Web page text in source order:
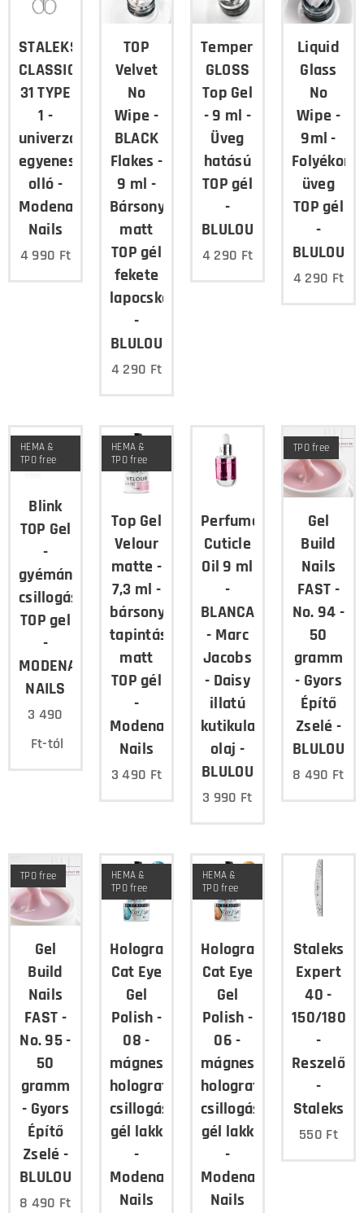
STALEKS
CLASSIC
31 TYPE
1 -
univerzális
egyenes
olló -
Modena
Nails
4 990 Ft
TOP
Velvet
No
Wipe -
BLACK
Flakes -
9 ml -
Bársonyos
matt
TOP gél
fekete
lapocskákkal
-
BLULOU
4 290 Ft
Tempered
GLOSS
Top Gel
- 9 ml -
Üveg
hatású
TOP gél
-
BLULOU
4 290 Ft
Liquid
Glass
No
Wipe -
9ml -
Folyékony
üveg
TOP gél
-
BLULOU
4 290 Ft
Blink
TOP Gel
-
gyémánt
csillogású
TOP gel
-
MODENA
NAILS
HEMA &
TPO free
3 490
Ft-tól
Top Gel
Velour
matte -
7,3 ml -
bársony
tapintású
matt
TOP gél
-
Modena
Nails
HEMA &
TPO free
3 490 Ft
Perfumed
Cuticle
Oil 9 ml
-
BLANCA
- Marc
Jacobs
- Daisy
illatú
kutikula
olaj -
BLULOU
3 990 Ft
Gel
Build
Nails
FAST -
No. 94 -
50
gramm
- Gyors
Építő
Zselé -
BLULOU
TPO free
8 490 Ft
Gel
Build
Nails
FAST -
No. 95 -
50
gramm
- Gyors
Építő
Zselé -
BLULOU
TPO free
8 490 Ft
Holographic
Cat Eye
Gel
Polish -
08 -
mágnesezhető,
holografikus
csillogású
gél lakk
-
Modena
Nails
HEMA &
TPO free
Holographic
Cat Eye
Gel
Polish -
06 -
mágnesezhető,
holografikus
csillogású
gél lakk
-
Modena
Nails
HEMA &
TPO free
Staleks
Expert
40 -
150/180
-
Reszelő
-
Staleks
550 Ft